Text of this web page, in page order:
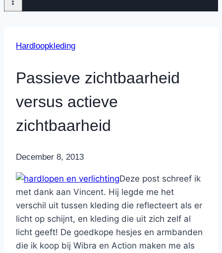
Hardloopkleding
Passieve zichtbaarheid
versus actieve
zichtbaarheid
ByNicole
December 8, 2013
Deze post schreef ik
met dank aan Vincent. Hij legde me het
verschil uit tussen kleding die reflecteert als er
licht op schijnt, en kleding die uit zich zelf al
licht geeft! De goedkope hesjes en armbanden
die ik koop bij Wibra en Action maken me als